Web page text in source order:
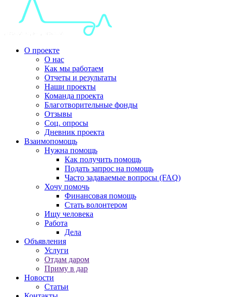
О проекте
О нас
Как мы работаем
Отчеты и результаты
Наши проекты
Команда проекта
Благотворительные фонды
Отзывы
Соц. опросы
Дневник проекта
Взаимопомощь
Нужна помощь
Как получить помощь
Подать запрос на помощь
Часто задаваемые вопросы (FAQ)
Хочу помочь
Финансовая помощь
Стать волонтером
Ищу человека
Работа
Дела
Объявления
Услуги
Отдам даром
Приму в дар
Новости
Статьи